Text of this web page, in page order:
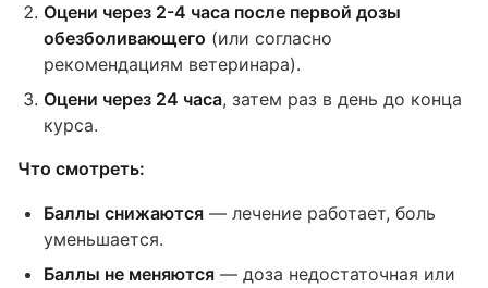
Оцени через 2-4 часа после первой дозы
обезболивающего (или согласно
рекомендациям ветеринара).
Оцени через 24 часа, затем раз в день до конца
курса.
Что смотреть:
Баллы снижаются — лечение работает, боль
уменьшается.
Баллы не меняются — доза недостаточная или